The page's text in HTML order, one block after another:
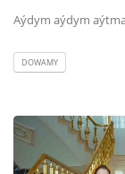
Aýdym aýdym
DOWAMY